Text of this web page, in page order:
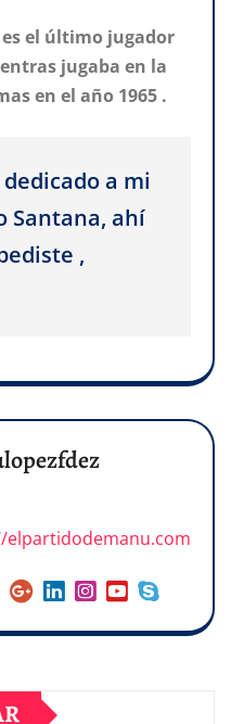
es el último jugador
jugaba en la
en el año 1965 .
a mi
Santana, ahí
,
elpartidodemanu.com